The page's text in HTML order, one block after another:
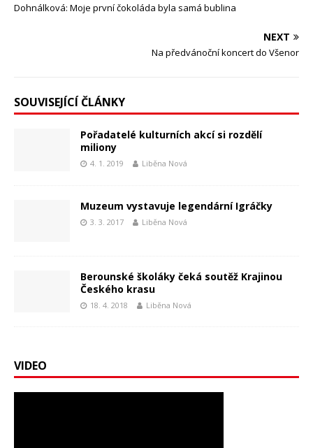
Dohnálková: Moje první čokoláda byla samá bublina
NEXT
Na předvánoční koncert do Všenor
SOUVISEJÍCÍ ČLÁNKY
Pořadatelé kulturních akcí si rozdělí
miliony
4. 1. 2019 Liběna Nová
Muzeum vystavuje legendární Igráčky
3. 3. 2017 Liběna Nová
Berounské školáky čeká soutěž Krajinou
Českého krasu
18. 4. 2018 Liběna Nová
VIDEO